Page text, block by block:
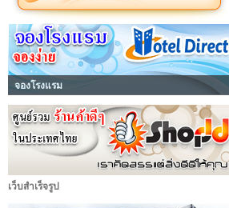
จองโรงแรม
เว็บสำเร็จรูป